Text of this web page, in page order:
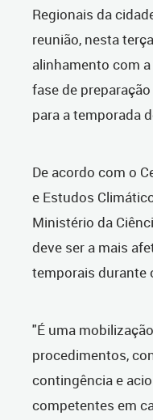
Regionais da
reunião, nesta
alinhamento com
fase de
para a temporada
De acordo com o
e Estudos
Ministério da
deve ser a mais
temporais durante
"É uma
procedimentos,
contingência e
competentes em